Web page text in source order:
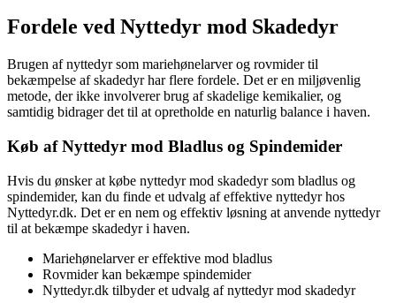
Fordele ved Nyttedyr mod Skadedyr
Brugen af nyttedyr som mariehønelarver og rovmider til
bekæmpelse af skadedyr har flere fordele. Det er en miljøvenlig
metode, der ikke involverer brug af skadelige kemikalier, og
samtidig bidrager det til at opretholde en naturlig balance i haven.
Køb af Nyttedyr mod Bladlus og Spindemider
Hvis du ønsker at købe nyttedyr mod skadedyr som bladlus og
spindemider, kan du finde et udvalg af effektive nyttedyr hos
Nyttedyr.dk. Det er en nem og effektiv løsning at anvende nyttedyr
til at bekæmpe skadedyr i haven.
Mariehønelarver er effektive mod bladlus
Rovmider kan bekæmpe spindemider
Nyttedyr.dk tilbyder et udvalg af nyttedyr mod skadedyr